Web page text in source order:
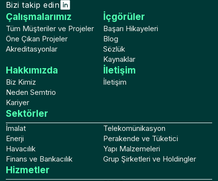
Bizi takip edin
Hizmetler
Sektörler
İmalat
Enerji
Havacılık
Finans ve Bankacılık
Telekomünikasyon
Perakende ve Tüketici
Yapı Malzemeleri
Grup Şirketleri ve Holdingler
Çalışmalarımız
Tüm Müşteriler ve Projeler
Öne Çıkan Projeler
Akreditasyonlar
İçgörüler
Başarı Hikayeleri
Blog
Sözlük
Kaynaklar
Hakkımızda
Biz Kimiz
Neden Semtrio
Kariyer
İletişim
İletişim